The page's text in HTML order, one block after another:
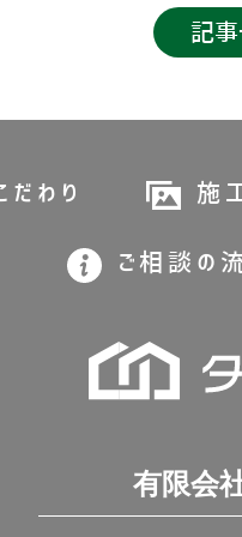
記事
だわり 施
ご相談の
有限会